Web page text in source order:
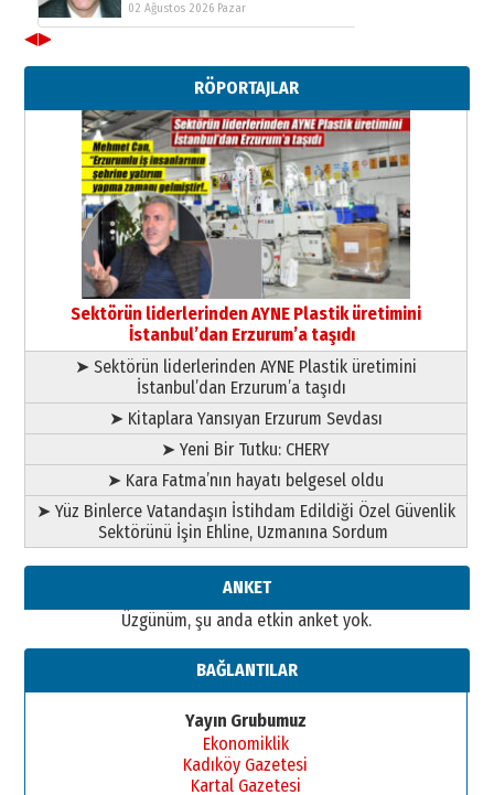
02 Ağustos 2026 Pazar
Erzurumspor’un köşe taşları
29 Haziran 2026 Pazartesi
Kenan GÜLERCİ
Murat Şahsuvaroğlu ERKON’da
çıtayı yukarı taşırken,
yönetimdekiler aşağı
çekmemeli!
17 Şubat 2026 Salı Orhan BOZKURT
Bir fotoğraf, bir şehir, bir
gazeteci… Dizginler kimin
elinde?
A. Berhan Yılmaz
BİR BÖLÜM DEĞİL, BİR ÖMÜR
SEÇİYORSUNUZ… “NEDEN
ATATÜRK ÜNİVERSİTESİ?”
28 Temmuz 2026 Salı
Ahmet Gökhan YAZICI
Ahmed Yesevi’den bir Alperen…
”Reisimiz” idi… Hakka yürüdü.!
26 Mart 2026 Perşembe
gönül adamı Faruk Terzioğlu!
Başkan Sekmen’den Erzurum’a
bir vizyon proje daha!
02 Ağustos 2026 Pazar
◀▶
RÖPORTAJLAR
Sektörün liderlerinden AYNE Plastik üretimini
İstanbul’dan Erzurum’a taşıdı
➤ Sektörün liderlerinden AYNE Plastik üretimini
İstanbul’dan Erzurum’a taşıdı
➤ Kitaplara Yansıyan Erzurum Sevdası
➤ Yeni Bir Tutku: CHERY
➤ Kara Fatma’nın hayatı belgesel oldu
➤ Yüz Binlerce Vatandaşın İstihdam Edildiği Özel Güvenlik
Sektörünü İşin Ehline, Uzmanına Sordum
ANKET
Üzgünüm, şu anda etkin anket yok.
BAĞLANTILAR
Yayın Grubumuz
Ekonomiklik
Kadıköy Gazetesi
Kartal Gazetesi